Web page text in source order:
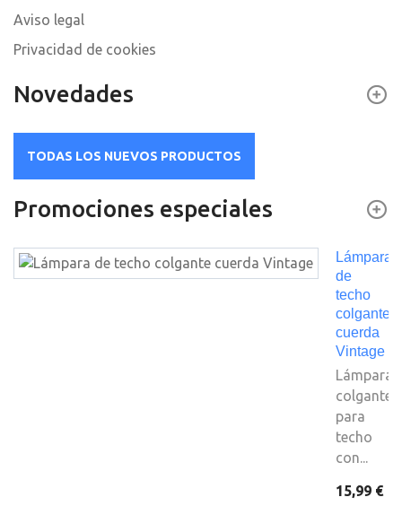
Aviso legal
Privacidad de cookies
Novedades
TODAS LOS NUEVOS PRODUCTOS
Promociones especiales
Lámpara
de
techo
colgante
cuerda
Vintage
Lámpara
colgante
para
techo
con...
15,99 €